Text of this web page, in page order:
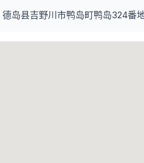
德岛县吉野川市鸭岛町鸭岛324番